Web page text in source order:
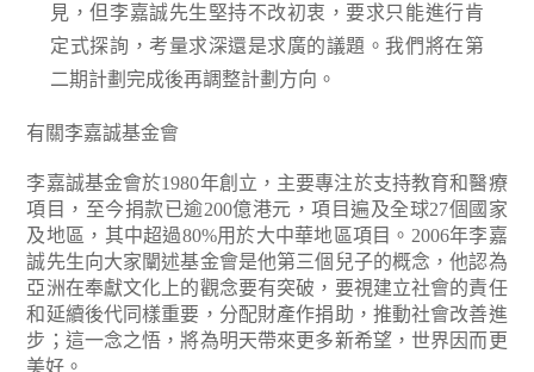
見，但李嘉誠先生堅持不改初衷，要求只能進行肯
定式探詢，考量求深還是求廣的議題。我們將在第
二期計劃完成後再調整計劃方向。
有關李嘉誠基金會
李嘉誠基金會於1980年創立，主要專注於支持教育和醫療
項目，至今捐款已逾200億港元，項目遍及全球27個國家
及地區，其中超過80%用於大中華地區項目。2006年李嘉
誠先生向大家闡述基金會是他第三個兒子的概念，他認為
亞洲在奉獻文化上的觀念要有突破，要視建立社會的責任
和延續後代同樣重要，分配財產作捐助，推動社會改善進
步；這一念之悟，將為明天帶來更多新希望，世界因而更
美好。